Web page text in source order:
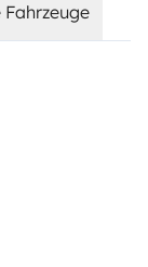
Fahrzeuge